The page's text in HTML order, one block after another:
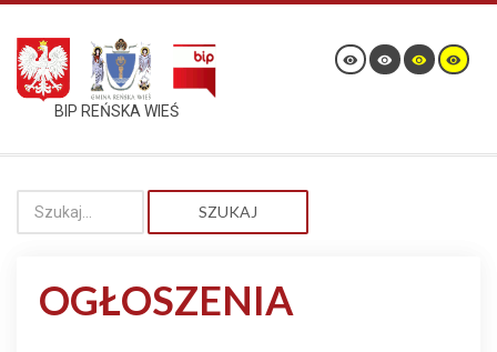
BIP REŃSKA WIEŚ
SZUKAJ
OGŁOSZENIA